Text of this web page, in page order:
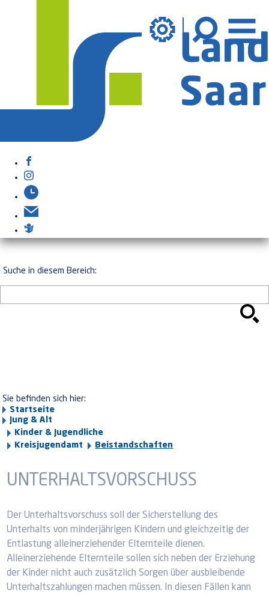
Suche in diesem Bereich:
Sie befinden sich hier:
Startseite
Jung & Alt
Kinder & Jugendliche
Kreisjugendamt
Beistandschaften
UNTERHALTSVORSCHUSS
Der Unterhaltsvorschuss soll der Sicherstellung des
Unterhalts von minderjährigen Kindern und gleichzeitig der
Entlastung alleinerziehender Elternteile dienen.
Alleinerziehende Elternteile sollen sich neben der Erziehung
der Kinder nicht auch zusätzlich Sorgen über ausbleibende
Unterhaltszahlungen machen müssen. In diesen Fällen kann